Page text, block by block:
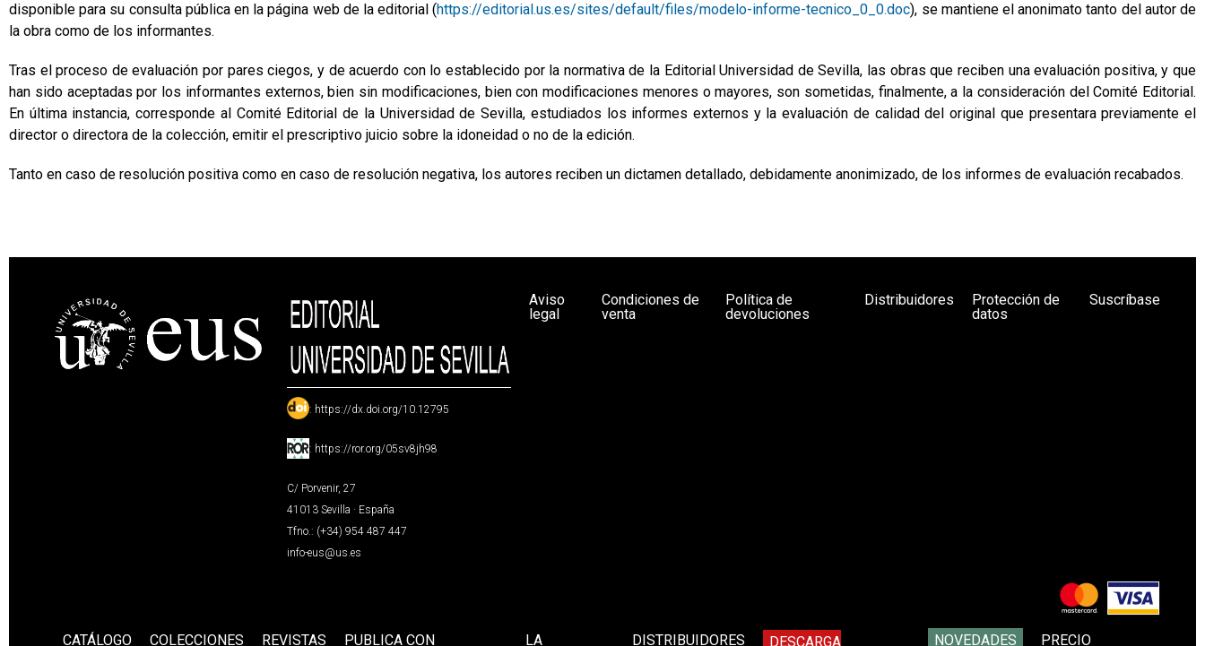
disponible para su consulta pública en la página web de la editorial (https://editorial.us.es/sites/default/files/modelo-informe-tecnico_0_0.doc), se mantiene el anonimato tanto del autor de
la obra como de los informantes.
Tras el proceso de evaluación por pares ciegos, y de acuerdo con lo establecido por la normativa de la Editorial Universidad de Sevilla, las obras que reciben una evaluación positiva, y que
han sido aceptadas por los informantes externos, bien sin modificaciones, bien con modificaciones menores o mayores, son sometidas, finalmente, a la consideración del Comité Editorial.
En última instancia, corresponde al Comité Editorial de la Universidad de Sevilla, estudiados los informes externos y la evaluación de calidad del original que presentara previamente el
director o directora de la colección, emitir el prescriptivo juicio sobre la idoneidad o no de la edición.
Tanto en caso de resolución positiva como en caso de resolución negativa, los autores reciben un dictamen detallado, debidamente anonimizado, de los informes de evaluación recabados.
: https://dx.doi.org/10.12795
: https://ror.org/05sv8jh98
C/ Porvenir, 27
41013 Sevilla · España
Tfno.: (+34) 954 487 447
info-eus@us.es
Aviso
legal
Condiciones de
venta
Política de
devoluciones
Distribuidores
Protección de
datos
Suscríbase
CATÁLOGO COLECCIONES REVISTAS PUBLICA CON LA DISTRIBUIDORES DESCARGA NOVEDADES PRECIO